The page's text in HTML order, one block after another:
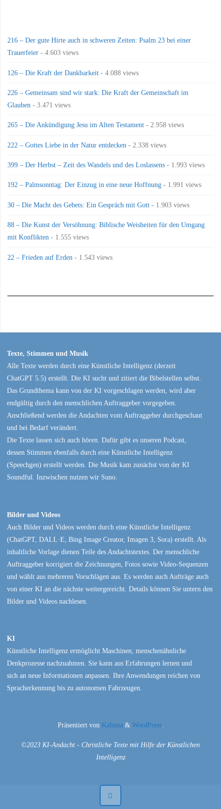
216 – Der gute Hirte auch in schweren Zeiten: Psalm 23 bei einer
Trauerfeier - 4.603 views
126 – Die Kraft der Dankbarkeit - 4.088 views
226 – Gemeinsam sind wir stark: Die Kraft der Gemeinschaft im
Glauben - 3.471 views
265 – Die Ankündigung Jesu im Alten Testament - 2.958 views
222 – Gottes Liebe in der Natur entdecken - 2.338 views
399 – Der Herbst – Zeit des Wandels und des Loslassens - 1.993 views
192 – Palmsonntag: Der Einzug in eine neue Hoffnung - 1.991 views
30 – Die Macht des Gebets: Ein Gespräch mit Gott - 1.903 views
88 – Die Kunst der Versöhnung: Biblische Weisheiten für den Umgang
mit Konflikten - 1.555 views
22 – Frieden auf Erden - 1.543 views
Texte, Stimmen und Musik
Alle Texte werden durch eine Künstliche Intelligenz (derzeit
ChatGPT 5.5) erstellt. Die KI sucht und zitiert die Bibelstellen selbst.
Das Grundthema kann von der KI vorgeschlagen werden, wird aber
endgültig durch den menschlichen Auftraggeber vorgegeben.
Anschließend werden die Andachten vom Auftraggeber durchgeschaut
und bei Bedarf verändert.
Die Texte lassen sich auch hören. Dafür gibt es unseren Podcast,
dessen Stimmen ebenfalls durch eine Künstliche Intelligenz
(Speechgen) erstellt werden. Die Musik kam zunächst von der KI
Soundful. Inzwischen nutzen wir Suno.
Bilder und Videos
Auch Bilder und Videos werden durch eine Künstliche Intelligenz
(ChatGPT, DALL·E, Bing Image Creator, Imagen 3, Sora) erstellt. Als
inhaltliche Vorlage dienen Teile des Andachtstextes. Der menschliche
Auftraggeber korrigiert die Zeichnungen, Fotos sowie Video-Sequenzen
und wählt aus mehreren Vorschlägen aus. Es werden auch Aufträge auch
von einer KI an die nächste weitergereicht. Details können Sie untern den
Bilder und Videos nachlesen.
KI
Künstliche Intelligenz ermöglicht Maschinen, menschenähnliche
Denkprozesse nachzuahmen. Sie kann aus Erfahrungen lernen und
sich an neue Informationen anpassen. Ihre Anwendungen reichen von
Spracherkennung bis zu autonomen Fahrzeugen.
Präsentiert vonKahuna& WordPress.
©2023 KI-Andacht - Christliche Texte mit Hilfe der Künstlichen
Intelligenz